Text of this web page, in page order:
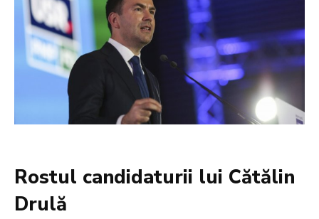
Rostul candidaturii lui Cătălin
Drulă